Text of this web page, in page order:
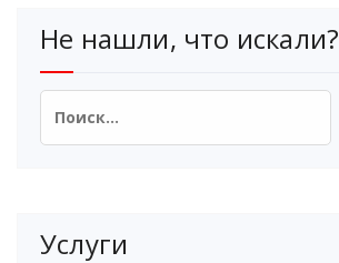
Не нашли, что искали?
Найти:
Услуги